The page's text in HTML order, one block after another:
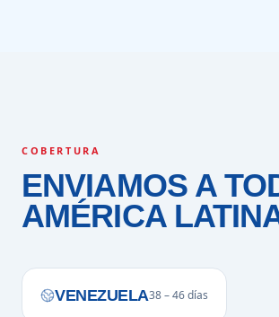
COBERTURA
ENVIAMOS A
AMÉRICA
VENEZUELA38 – 46 días